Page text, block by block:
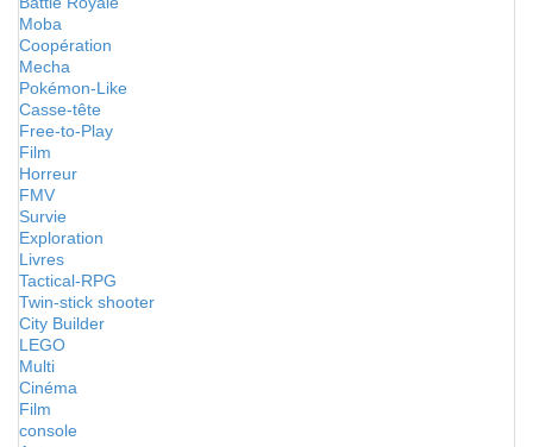
Moba
Coopération
Mecha
Pokémon-Like
Casse-tête
Free-to-Play
Film
Horreur
FMV
Survie
Exploration
Livres
Tactical-RPG
Twin-stick shooter
City Builder
LEGO
Multi
Cinéma
Film
console